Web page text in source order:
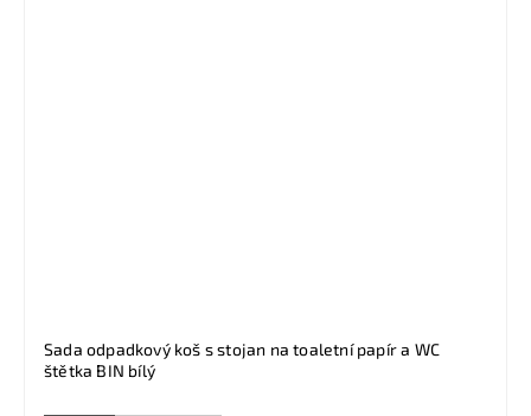
Sada odpadkový koš s stojan na toaletní papír a WC
štětka BIN bílý